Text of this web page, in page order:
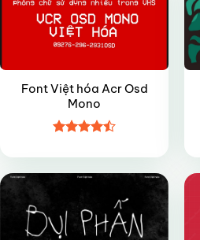
Font Việt hóa Acr Osd
Mono
hạng4.5